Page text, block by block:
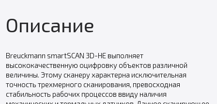
Описание
Breuckmann smartSCAN 3D-HE выполняет
высококачественную оцифровку объектов различной
величины. Этому сканеру характерна исключительная
точность трехмерного сканирования, превосходная
стабильность рабочих процессов ввиду наличия